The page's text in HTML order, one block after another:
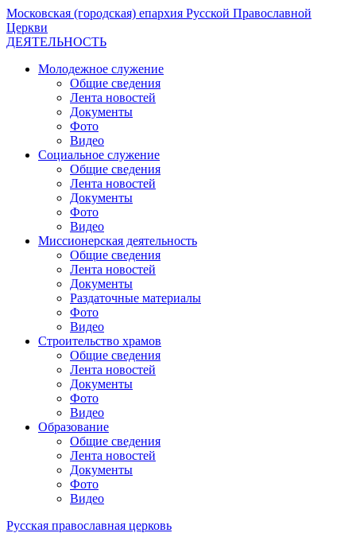
Московская (городская) епархия Русской Православной
Церкви
ДЕЯТЕЛЬНОСТЬ
Молодежное служение
Общие сведения
Лента новостей
Документы
Фото
Видео
Социальное служение
Общие сведения
Лента новостей
Документы
Фото
Видео
Миссионерская деятельность
Общие сведения
Лента новостей
Документы
Раздаточные материалы
Фото
Видео
Строительство храмов
Общие сведения
Лента новостей
Документы
Фото
Видео
Образование
Общие сведения
Лента новостей
Документы
Фото
Видео
Русская православная церковь